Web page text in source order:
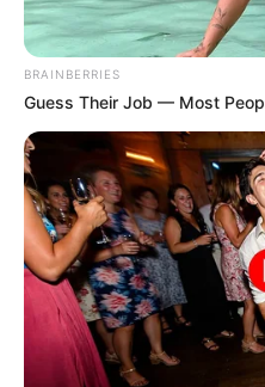
ΣΠΑΜΕ ΤΟ ΜΑΤΡΙΞ – ΤΟ
BRAINBERRIES
Guess Their Job — Most